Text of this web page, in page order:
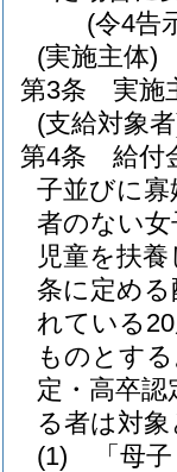
(令4告
(実施主体)
第3条
実施
(支給対象
第4条
給付
子並びに寡
者のない
児童を扶
条に定め
れている
ものとす
定・高卒
る者は対
(1)
「母